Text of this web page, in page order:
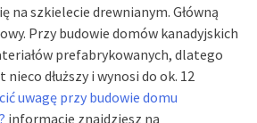
na szkielecie drewnianym. Główną
Przy budowie domów kanadyjskich
prefabrykowanych, dlatego
dłuższy i wynosi do ok. 12
uwagę przy budowie domu
informacje znajdziesz na